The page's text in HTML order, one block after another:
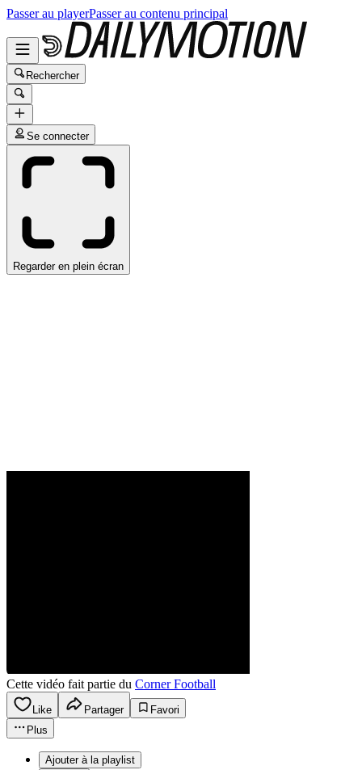
Passer au playerPasser au contenu principal
Rechercher
Se connecter
Regarder en plein écran
Cette vidéo fait partie du Corner Football
Like Partager
Favori
Plus
Ajouter à la playlist